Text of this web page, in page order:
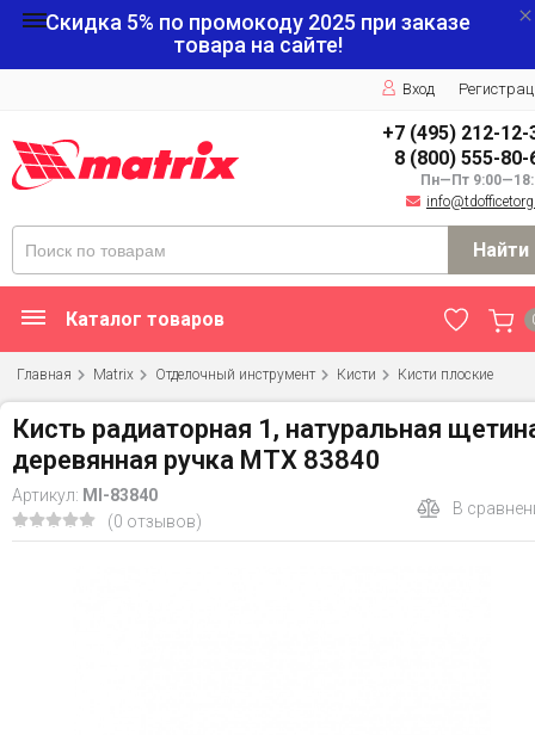
Скидка 5% по промокоду 2025 при заказе
товара на сайте!
Вход
+7 (495) 212-12-
8 (800) 555-80-
Пн—Пт
Найти
Каталог товаров
Главная Matrix Отделочный инструмент Кисти Кисти плоские
Кисть радиаторная 1, натуральная
деревянная ручка MTX 83840
Артикул: MI-83840
(0 отзывов)
В